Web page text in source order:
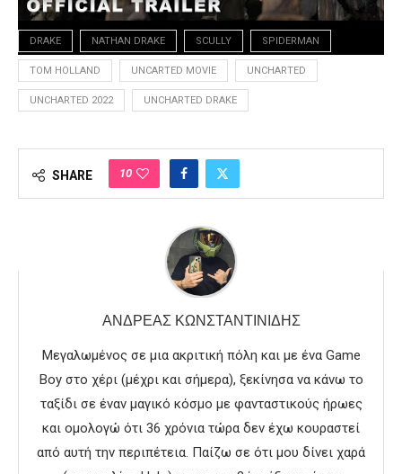
DRAKE NATHAN DRAKE SCULLY SPIDERMAN
TOM HOLLAND UNCARTED MOVIE UNCHARTED
UNCHARTED 2022 UNCHARTED DRAKE
SHARE 10
ΑΝΔΡΈΑΣ ΚΩΝΣΤΑΝΤΙΝΊΔΗΣ
Μεγαλωμένος σε μια ακριτική πόλη και με ένα Game
Boy στο χέρι (μέχρι και σήμερα), ξεκίνησα να κάνω το
ταξίδι σε έναν μαγικό κόσμο με φανταστικούς ήρωες
και ομολογώ ότι 36 χρόνια τώρα δεν έχω κουραστεί
από αυτή την περιπέτεια. Παίζω σε ότι μου δίνει χαρά